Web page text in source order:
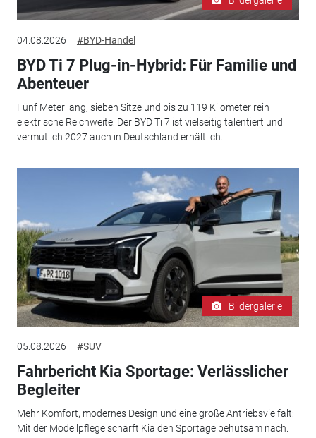
04.08.2026 #BYD-Handel
BYD Ti 7 Plug-in-Hybrid: Für Familie und
Abenteuer
Fünf Meter lang, sieben Sitze und bis zu 119 Kilometer rein
elektrische Reichweite: Der BYD Ti 7 ist vielseitig talentiert und
vermutlich 2027 auch in Deutschland erhältlich.
Bildergalerie
05.08.2026 #SUV
Fahrbericht Kia Sportage: Verlässlicher
Begleiter
Mehr Komfort, modernes Design und eine große Antriebsvielfalt:
Mit der Modellpflege schärft Kia den Sportage behutsam nach.